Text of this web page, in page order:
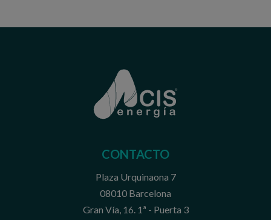
CONTACTO
Plaza Urquinaona 7
08010 Barcelona
Gran Vía, 16. 1ª - Puerta 3